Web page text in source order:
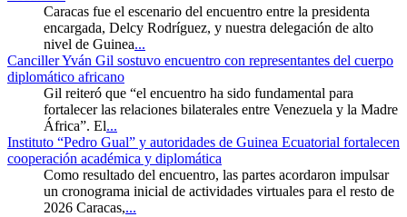
Caracas fue el escenario del encuentro entre la presidenta
encargada, Delcy Rodríguez, y nuestra delegación de alto
nivel de Guinea...
Canciller Yván Gil sostuvo encuentro con representantes del cuerpo
diplomático africano
Gil reiteró que “el encuentro ha sido fundamental para
fortalecer las relaciones bilaterales entre Venezuela y la Madre
África”. El...
Instituto “Pedro Gual” y autoridades de Guinea Ecuatorial fortalecen
cooperación académica y diplomática
Como resultado del encuentro, las partes acordaron impulsar
un cronograma inicial de actividades virtuales para el resto de
2026 Caracas,...